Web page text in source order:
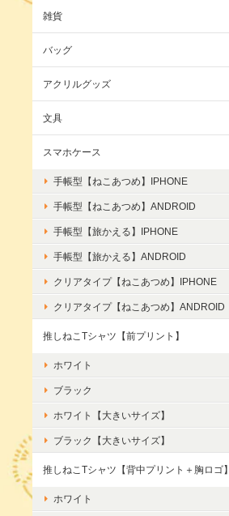
雑貨
バッグ
アクリルグッズ
文具
スマホケース
手帳型【ねこあつめ】IPHONE
手帳型【ねこあつめ】ANDROID
手帳型【旅かえる】IPHONE
手帳型【旅かえる】ANDROID
クリアタイプ【ねこあつめ】IPHONE
クリアタイプ【ねこあつめ】ANDROID
推しねこTシャツ【前プリント】
ホワイト
ブラック
ホワイト【大きいサイズ】
ブラック【大きいサイズ】
推しねこTシャツ【背中プリント＋胸ロゴ】
ホワイト